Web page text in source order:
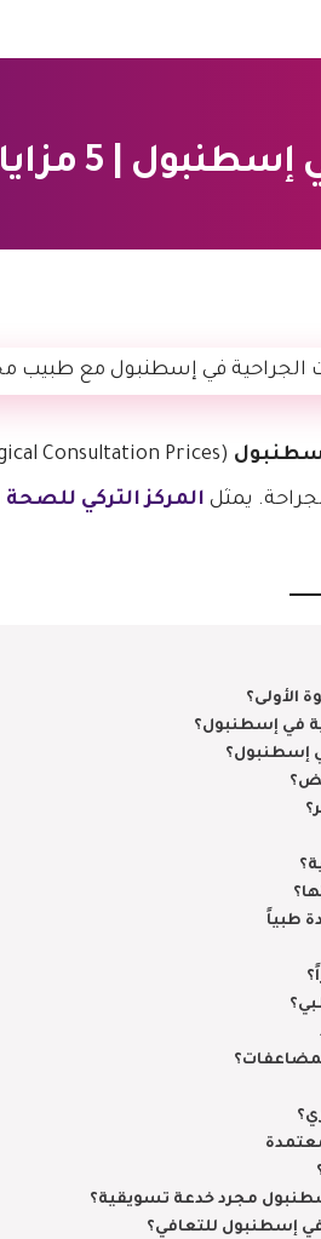
مزايا ستبهرك
يمثل المركز التركي للصحة
الأولى؟
في إسطنبول؟
إسطنبول؟
طبياً
مجرد خدعة تسويقية؟
إسطنبول للتعافي؟